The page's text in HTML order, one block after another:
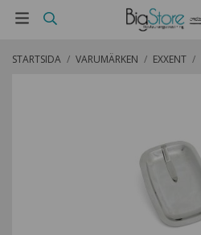
STARTSIDA / VARUMÄRKEN / EXXENT /